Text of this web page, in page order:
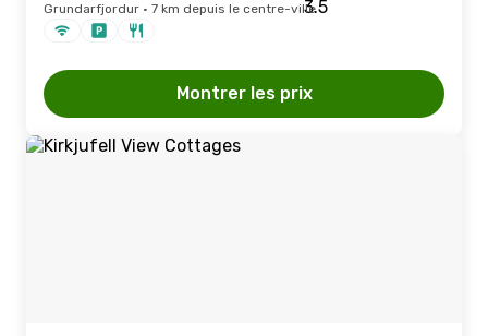
Grundarfjordur · 7 km depuis le centre-ville
Montrer les prix